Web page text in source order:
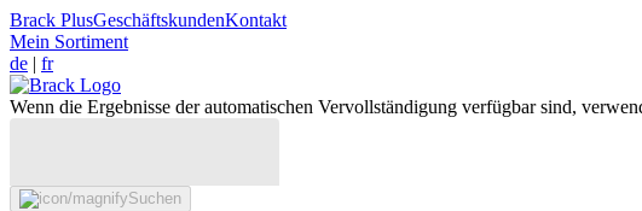
Brack PlusGeschäftskundenKontakt
Mein Sortiment
de | fr
Wenn die Ergebnisse der automatischen Vervollständigung verfügbar sind,
Suchen